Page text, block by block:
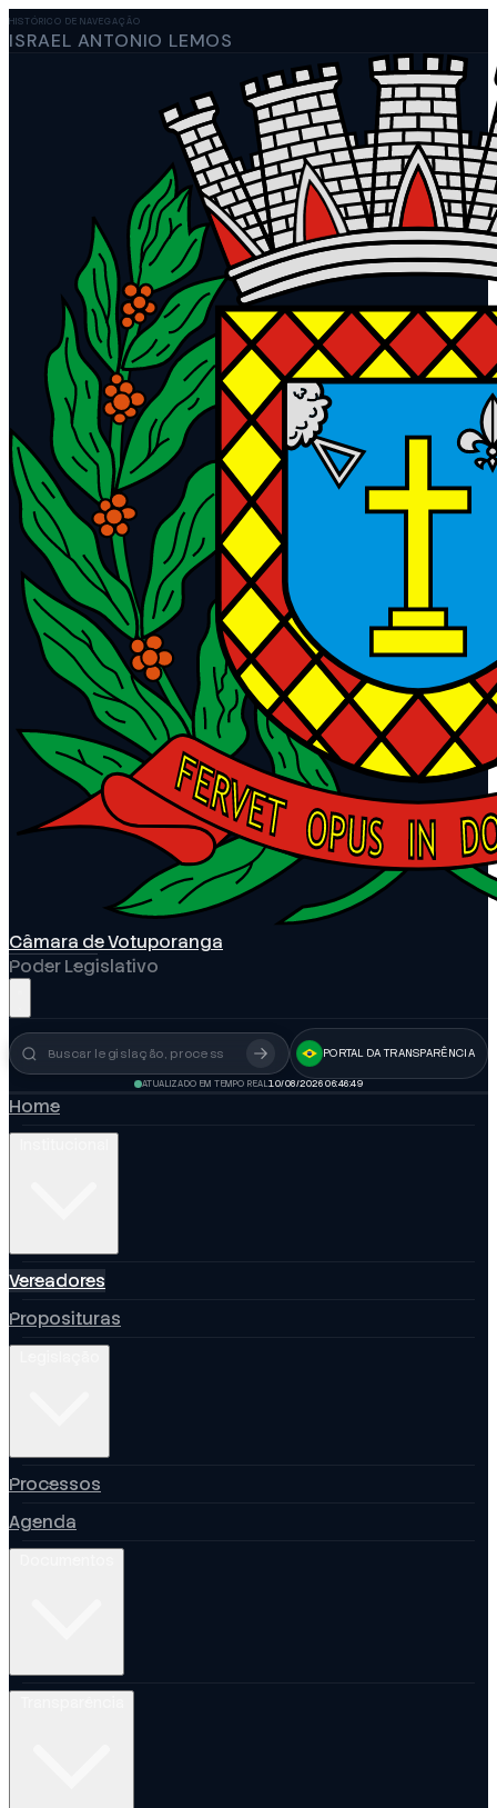
HISTÓRICO DE NAVEGAÇÃO
ISRAEL ANTONIO LEMOS
Câmara de Votuporanga
Poder Legislativo
Busca no portal PORTAL DA TRANSPARÊNCIA
ATUALIZADO EM TEMPO REAL10/08/2026 06:46:50
Home
Vereadores
Proposituras
Processos
Agenda